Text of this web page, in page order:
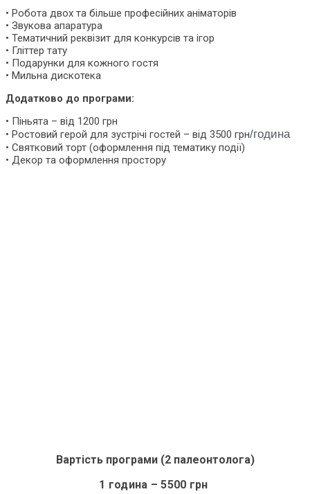
• Робота двох та більше професійних аніматорів
• Звукова апаратура
• Тематичний реквізит для конкурсів та ігор
• Гліттер тату
• Подарунки для кожного гостя
• Мильна дискотека
Додатково до програми:
• Піньята – від 1200 грн
• Ростовий герой для зустрічі гостей – від 3500 грн/година
• Святковий торт (оформлення під тематику події)
• Декор та оформлення простору
Вартість програми (2 палеонтолога)
1 година – 5500 грн